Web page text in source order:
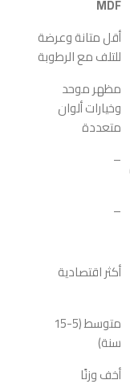
MDF
أقل متانة وعرضة
للتلف مع الرطوبة
مظهر موحد
وخيارات ألوان
متعددة
–
–
أكثر اقتصادية
متوسط (5-15
سنة)
أخف وزنًا